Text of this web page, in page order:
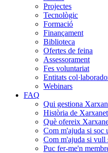
Projectes
Tecnològic
Formació
Finançament
Biblioteca
Ofertes de feina
Assessorament
Fes voluntariat
Entitats
Webinars
FAQ
Qui gestiona
Història de Xarxanet
Què ofereix
Com m'ajuda si soc
Com m'ajuda si vull
Puc fer-me'n